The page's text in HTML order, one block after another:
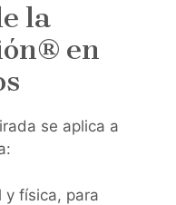
la
en
se aplica a
y física, para